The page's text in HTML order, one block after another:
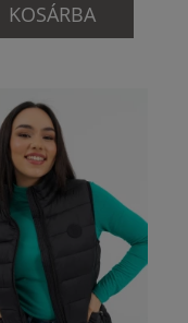
KOSÁRBA